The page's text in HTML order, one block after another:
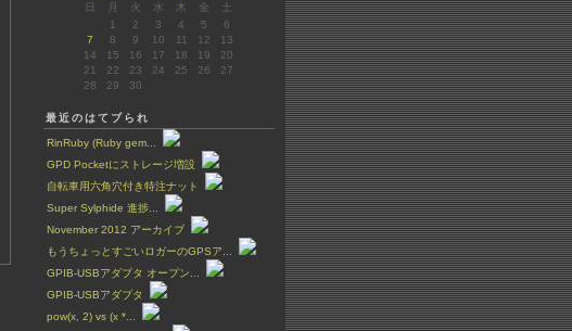
日
月 火 水 木 金
土
1
2 3 4 5
6
7
8 9 10 11 12
13
14
15 16 17 18 19
20
21
22 23 24 25 26
27
28
29 30
最近のはてブられ
RinRuby (Ruby gem...
GPD Pocketにストレージ増設
自転車用六角穴付き特注ナット
Super Sylphide 進捗...
November 2012 アーカイブ
もうちょっとすごいロガーのGPSア...
GPIB-USBアダプタ オープン...
GPIB-USBアダプタ
pow(x, 2) vs (x *...